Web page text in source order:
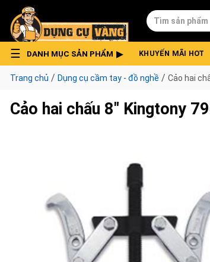
content
Tìm
kiếm:
DANH MỤC SẢN PHẨM KHUYẾN MÃI HOT
Trang chủ / Dụng cụ cầm tay - đồ nghề / Cảo hai
Cảo hai chấu 8″ Kingtony